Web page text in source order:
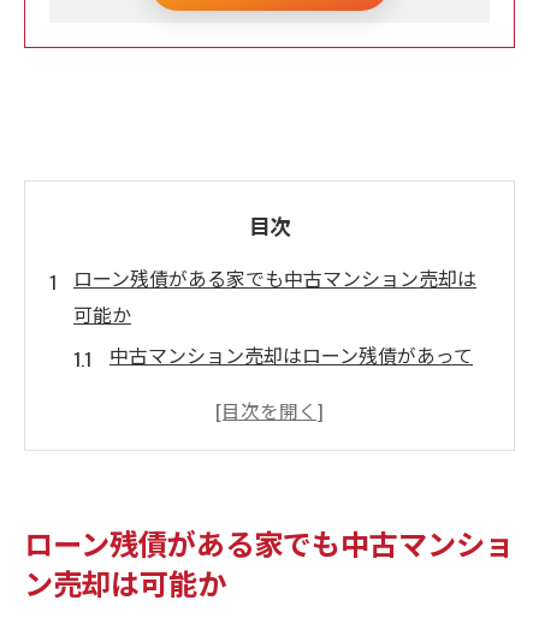
目次
ローン残債がある家でも中古マンション売却は
可能か
中古マンション売却はローン残債があって
ローンが残る家の中古マンション売却の基
手順
ローン残債を抱えたまま中古マンション売
ローン残債がある家でも中古マンショ
ン売却は可能か